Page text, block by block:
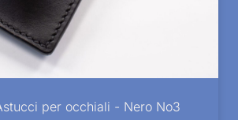
per occhiali - Nero No3